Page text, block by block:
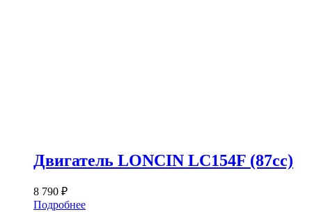
Двигатель LONCIN LC154F (87сс)
8 790 ₽
Подробнее